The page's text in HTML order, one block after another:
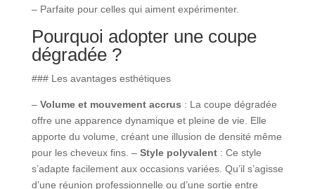
– Parfaite pour celles qui aiment expérimenter.
Pourquoi adopter une coupe
dégradée ?
### Les avantages esthétiques
– Volume et mouvement accrus : La coupe dégradée
offre une apparence dynamique et pleine de vie. Elle
apporte du volume, créant une illusion de densité même
pour les cheveux fins. – Style polyvalent: Ce style
s’adapte facilement aux occasions variées. Qu’il s’agisse
d’une réunion professionnelle ou d’une sortie entre